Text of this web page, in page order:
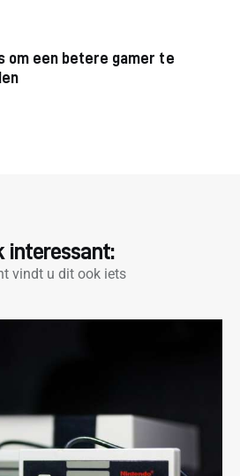
om een betere gamer te
interessant:
vindt u dit ook iets